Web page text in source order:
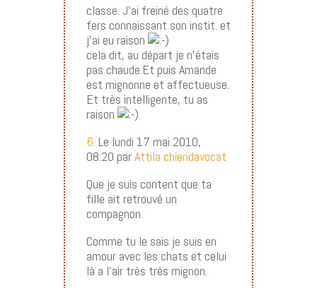
classe. J’ai freiné des quatre
fers connaissant son instit. et
j’ai eu raison
cela dit, au départ je n’étais
pas chaude.Et puis Amande
est mignonne et affectueuse.
Et très intelligente, tu as
raison
6. Le lundi 17 mai 2010,
08:20 parAttila chiendavocat
Que je suis content que ta
fille ait retrouvé un
compagnon.
Comme tu le sais je suis en
amour avec les chats et celui
là a l’air très très mignon.